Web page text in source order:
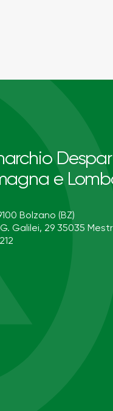
e
Bolzano (BZ)
Galilei, 29 35035